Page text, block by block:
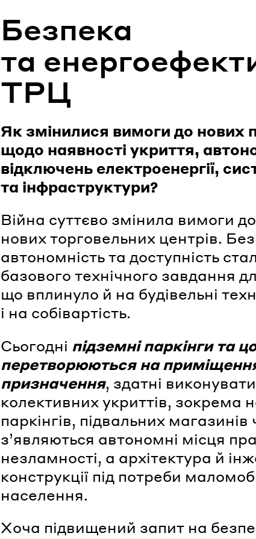
Безпека
та
ТРЦ
Як змінилися вимоги до нових
щодо наявності укриття,
відключень електроенергії,
та інфраструктури?
Війна суттєво змінила вимоги
нових торговельних центрів.
автономність та доступність
базового технічного завдання
що вплинуло й на будівельні
і на собівартість.
Сьогодні підземні паркінги та
перетворюються на
призначення, здатні
колективних укриттів, зокрема
паркінгів, підвальних
з’являються автономні місця
незламності, а архітектура й
конструкції під потреби
населення.
Хоча підвищений запит на